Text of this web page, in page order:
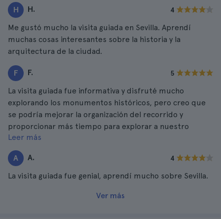
H H. 4
Me gustó mucho la visita guiada en Sevilla. Aprendí
muchas cosas interesantes sobre la historia y la
arquitectura de la ciudad.
F F. 5
La visita guiada fue informativa y disfruté mucho
explorando los monumentos históricos, pero creo que
se podría mejorar la organización del recorrido y
proporcionar más tiempo para explorar a nuestro
propio ritmo.
Leer más
A A. 4
La visita guiada fue genial, aprendí mucho sobre Sevilla.
Ver más